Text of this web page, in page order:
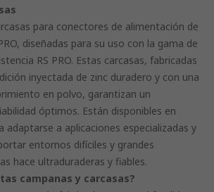
para conectores de alimentación de
diseñadas para su uso con la gama de
RS PRO. Estas carcasas, fabricadas
inyectada de zinc duradero y con una
en polvo, garantizan un
óptimos. Están disponibles en
adaptarse a aplicaciones especializadas y
entornos difíciles y grandes
hace ultraduraderas y fiables.
campanas y carcasas?